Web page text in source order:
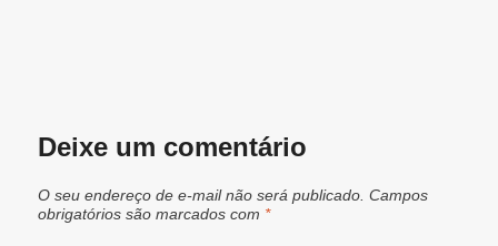
Deixe um comentário
O seu endereço de e-mail não será publicado. Campos
obrigatórios são marcados com *